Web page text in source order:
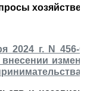
2024 г. N